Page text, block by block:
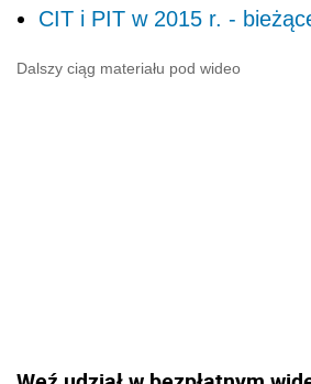
CIT i PIT w 2015 r. -
Dalszy ciąg materiału pod wideo